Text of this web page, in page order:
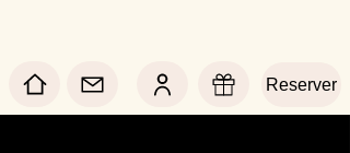
Reserver